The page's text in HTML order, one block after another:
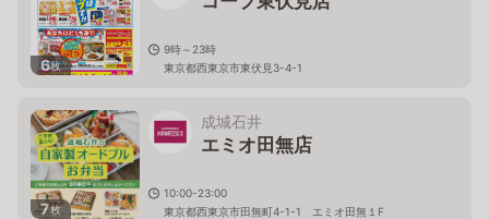
6枚
9時～23時
東京都西東京市東伏見3-4-1
7枚
成城石井
エミオ田無店
10:00-23:00
東京都西東京市田無町4-1-1 エミオ田無１F